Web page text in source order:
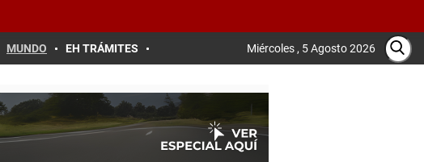
MUNDO EH TRÁMITES Miércoles , 5 Agosto 2026